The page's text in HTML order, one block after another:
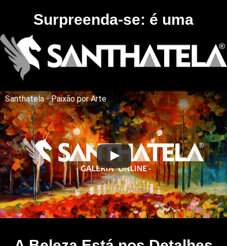
Surpreenda-se: é uma
Santhatela - Paixão por Arte